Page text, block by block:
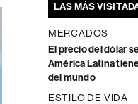
LAS MÁS
MERCADOS
El precio del dólar
América Latina
del mundo
ESTILO DE VIDA